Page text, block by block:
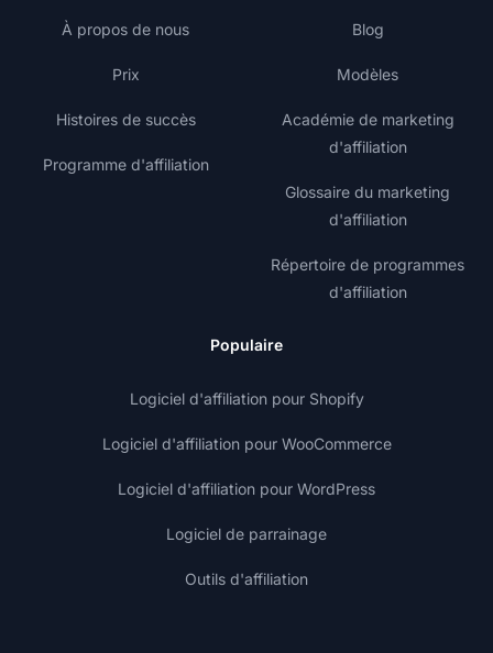
À propos de nous
Prix
Histoires de succès
Programme d'affiliation
Blog
Modèles
Académie de marketing
d'affiliation
Glossaire du marketing
d'affiliation
Répertoire de programmes
d'affiliation
Populaire
Logiciel d'affiliation pour Shopify
Logiciel d'affiliation pour WooCommerce
Logiciel d'affiliation pour WordPress
Logiciel de parrainage
Outils d'affiliation